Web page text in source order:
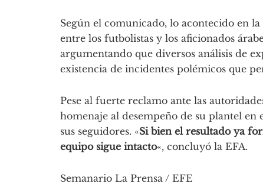
Según el comunicado, lo acontecido en
entre los futbolistas y los aficionados
argumentando que diversos análisis de
existencia de incidentes polémicos que
Pese al fuerte reclamo ante las
homenaje al desempeño de su plantel
sus seguidores. «Si bien el resultado ya
equipo sigue intacto«, concluyó la EFA.
Semanario La Prensa / EFE